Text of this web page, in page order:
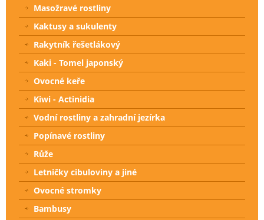
Masožravé rostliny
Kaktusy a sukulenty
Rakytník řešetlákový
Kaki - Tomel japonský
Ovocné keře
Kiwi - Actinidia
Vodní rostliny a zahradní jezírka
Popínavé rostliny
Růže
Letničky cibuloviny a jiné
Ovocné stromky
Bambusy